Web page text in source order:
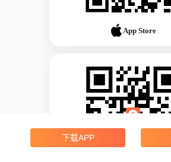
App Store
下载APP